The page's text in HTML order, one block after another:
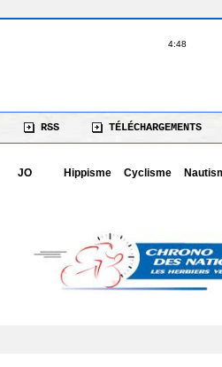
4:48
RSS TÉLÉCHARGEMENTS
JO Hippisme Cyclisme